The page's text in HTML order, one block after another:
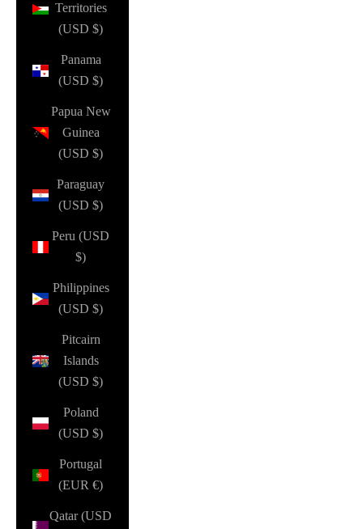
Territories
(USD $)
Panama
(USD $)
Papua New
Guinea
(USD $)
Paraguay
(USD $)
Peru (USD
$)
Philippines
(USD $)
Pitcairn
Islands
(USD $)
Poland
(USD $)
Portugal
(EUR €)
Qatar (USD